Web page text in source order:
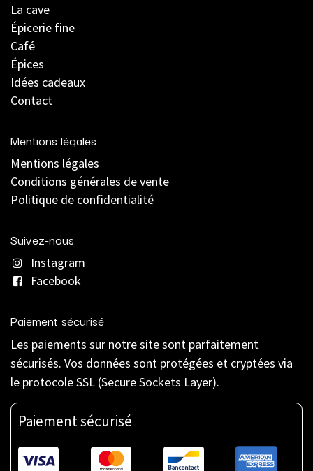
La cave
Épicerie fine
Café
Épices
Idées cadeaux
Contact
Mentions légales
Mentions légales
Conditions générales de vente
Politique de confidentialité
Suivez-nous
Instagram
Facebook
Paiement sécurisé
Les paiements sur notre site sont parfaitement
sécurisés. Vos données sont protégées et cryptées via
le protocole SSL (Secure Sockets Layer).
Paiement sécurisé